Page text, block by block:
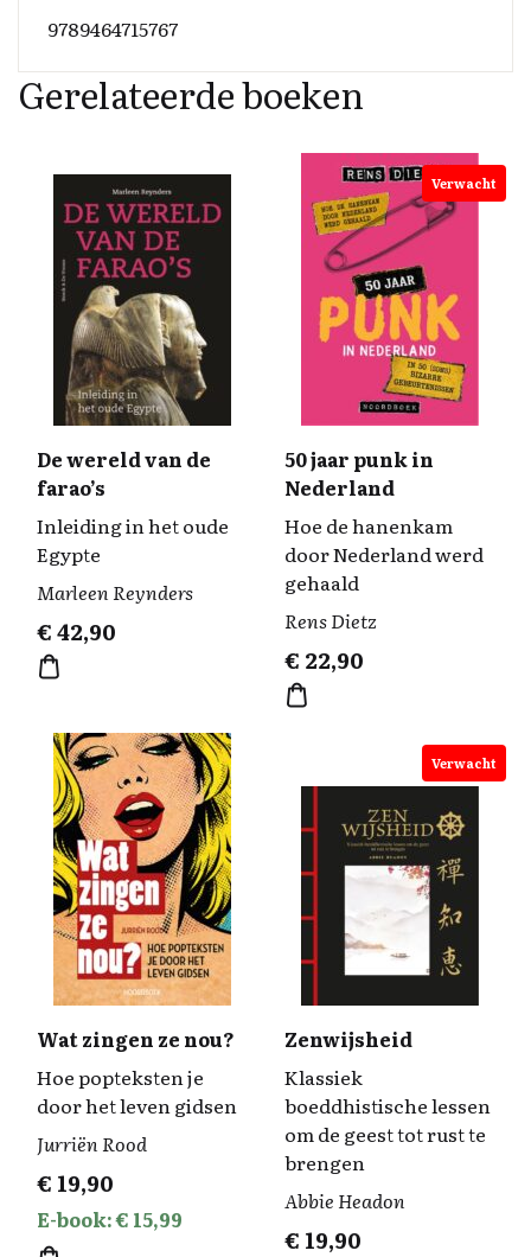
9789464715767
Gerelateerde boeken
De wereld van de
farao’s
Inleiding in het oude
Egypte
Marleen Reynders
€42,90
Verwacht
50 jaar punk in
Nederland
Hoe de hanenkam
door Nederland werd
gehaald
Rens Dietz
€ 22,90
Wat zingen ze nou?
Hoe popteksten je
door het leven gidsen
Jurriën Rood
€ 19,90
E-book: € 15,99
Verwacht
Zenwijsheid
Klassiek
boeddhistische lessen
om de geest tot rust te
brengen
Abbie Headon
€ 19,90